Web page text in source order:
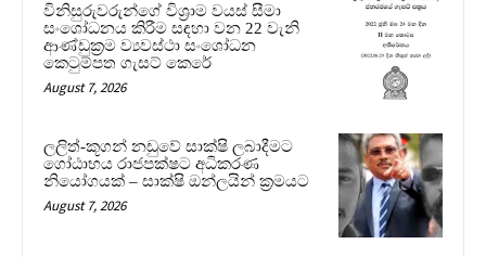
විනිසුරුවරුන්ගේ විශ්‍රාම වයස් සීමා
සංශෝධනය කිරීම සඳහා වන 22 වැනි
ආණ්ඩුක්‍රම ව්‍යවස්ථා සංශෝධන
කෙටුම්පත ගැසට් කෙරේ
August 7, 2026
ලලිත්-කූගන් නඩුවේ සාක්ෂි ලබාදීමට
ගෝඨාභය රාජපක්ෂට අධිකරණ
නියෝගයක් – සාක්ෂි ඔන්ලයින් ක්‍රමයට
August 7, 2026